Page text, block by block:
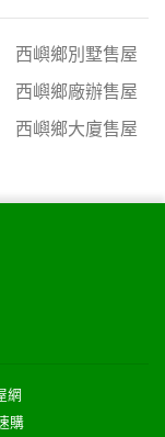
西嶼鄉別墅售屋
西嶼鄉廠辦售屋
西嶼鄉大廈售屋
網
購